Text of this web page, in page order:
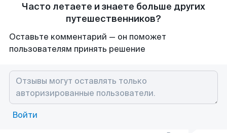
Часто летаете и знаете больше других
путешественников?
Оставьте комментарий — он поможет
пользователям принять решение
Войти